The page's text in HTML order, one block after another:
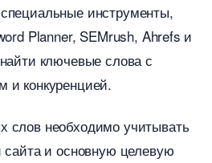
инструменты,
Planner, SEMrush, Ahrefs и
ключевые слова с
конкуренцией.​
слов необходимо учитывать
сайта и основную целевую